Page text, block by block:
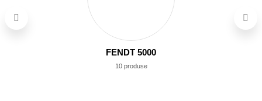
FENDT 5000
10 produse